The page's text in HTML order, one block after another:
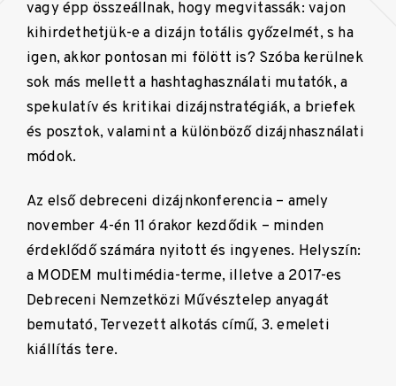
vagy épp összeállnak, hogy megvitassák: vajon
kihirdethetjük-e a dizájn totális győzelmét, s ha
igen, akkor pontosan mi fölött is? Szóba kerülnek
sok más mellett a hashtaghasználati mutatók, a
spekulatív és kritikai dizájnstratégiák, a briefek
és posztok, valamint a különböző dizájnhasználati
módok.
Az első debreceni dizájnkonferencia – amely
november 4-én 11 órakor kezdődik – minden
érdeklődő számára nyitott és ingyenes. Helyszín:
a MODEM multimédia-terme, illetve a 2017-es
Debreceni Nemzetközi Művésztelep anyagát
bemutató, Tervezett alkotás című, 3. emeleti
kiállítás tere.